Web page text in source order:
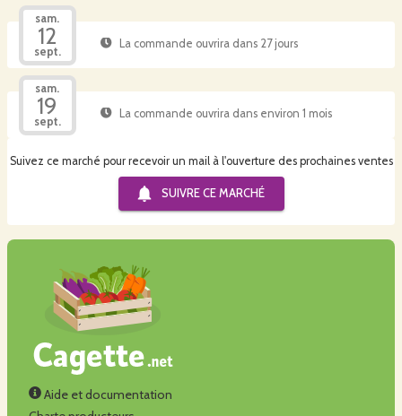
sam.
12
sept.
La commande ouvrira dans 27 jours
sam.
19
sept.
La commande ouvrira dans environ 1 mois
Suivez ce marché pour recevoir un mail à l'ouverture des prochaines ventes
SUIVRE CE MARCHÉ
Aide et documentation